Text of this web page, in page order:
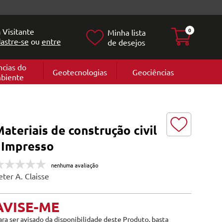
Visitante
se ou entre
Minha lista
de desejos
0
do
Geociências
Geologia
Geotecnologias
de construção civil
nenhuma avaliação
A. Claisse
ME
ser avisado da disponibilidade deste Produto, basta